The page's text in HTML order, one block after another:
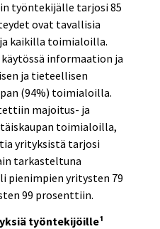
työntekijälle tarjosi 85
ovat tavallisia
kaikilla toimialoilla.
informaation ja
ja tieteellisen
(94%) toimialoilla.
majoitus- ja
toimialoilla,
yrityksistä tarjosi
tarkasteltuna
pienimpien yritysten 79
99 prosenttiin.
työntekijöille¹